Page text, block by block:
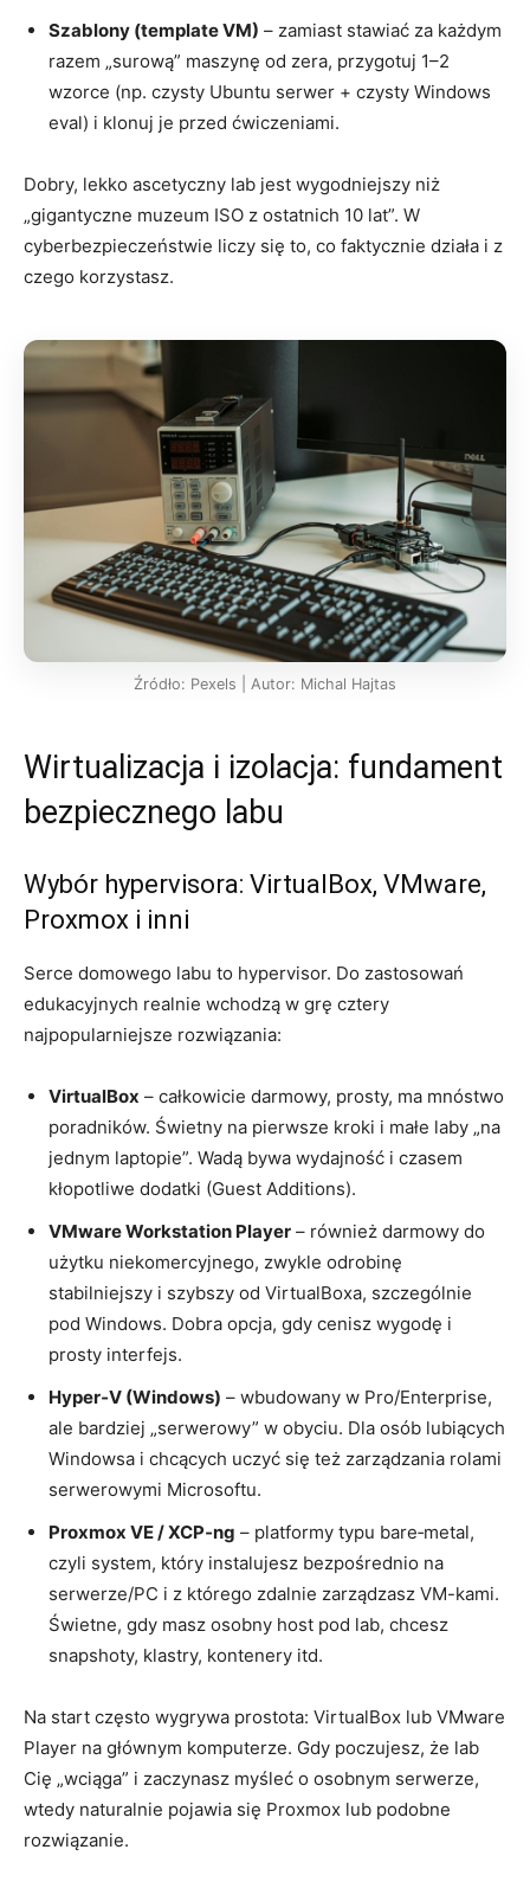
Szablony (template VM) – zamiast stawiać za każdym
razem „surową” maszynę od zera, przygotuj 1–2
wzorce (np. czysty Ubuntu serwer + czysty Windows
eval) i klonuj je przed ćwiczeniami.
Dobry, lekko ascetyczny lab jest wygodniejszy niż
„gigantyczne muzeum ISO z ostatnich 10 lat”. W
cyberbezpieczeństwie liczy się to, co faktycznie działa i z
czego korzystasz.
Źródło: Pexels | Autor: Michal Hajtas
Wirtualizacja i izolacja: fundament
bezpiecznego labu
Wybór hypervisora: VirtualBox, VMware,
Proxmox i inni
Serce domowego labu to hypervisor. Do zastosowań
edukacyjnych realnie wchodzą w grę cztery
najpopularniejsze rozwiązania:
VirtualBox – całkowicie darmowy, prosty, ma mnóstwo
poradników. Świetny na pierwsze kroki i małe laby „na
jednym laptopie”. Wadą bywa wydajność i czasem
kłopotliwe dodatki (Guest Additions).
VMware Workstation Player – również darmowy do
użytku niekomercyjnego, zwykle odrobinę
stabilniejszy i szybszy od VirtualBoxa, szczególnie
pod Windows. Dobra opcja, gdy cenisz wygodę i
prosty interfejs.
Hyper‑V (Windows) – wbudowany w Pro/Enterprise,
ale bardziej „serwerowy” w obyciu. Dla osób lubiących
Windowsa i chcących uczyć się też zarządzania rolami
serwerowymi Microsoftu.
Proxmox VE / XCP‑ng – platformy typu bare‑metal,
czyli system, który instalujesz bezpośrednio na
serwerze/PC i z którego zdalnie zarządzasz VM-kami.
Świetne, gdy masz osobny host pod lab, chcesz
snapshoty, klastry, kontenery itd.
Na start często wygrywa prostota: VirtualBox lub VMware
Player na głównym komputerze. Gdy poczujesz, że lab
Cię „wciąga” i zaczynasz myśleć o osobnym serwerze,
wtedy naturalnie pojawia się Proxmox lub podobne
rozwiązanie.